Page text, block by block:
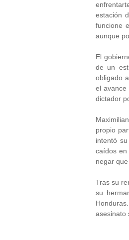
estación
funcione
aunque
El
de un
obligado
el avance
dictador
propio
intentó
caídos
negar
Tras su
su
asesinato